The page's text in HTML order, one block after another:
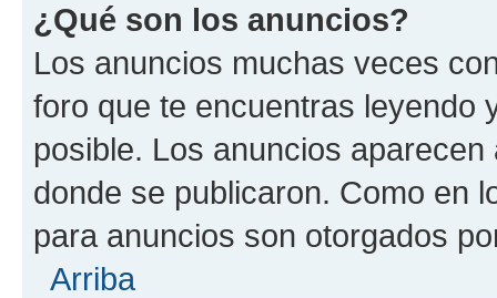
¿Qué son los anuncios?
Los anuncios muchas veces
foro que te encuentras leyendo
posible. Los anuncios
donde se publicaron. Como en
para anuncios son otorgados
Arriba